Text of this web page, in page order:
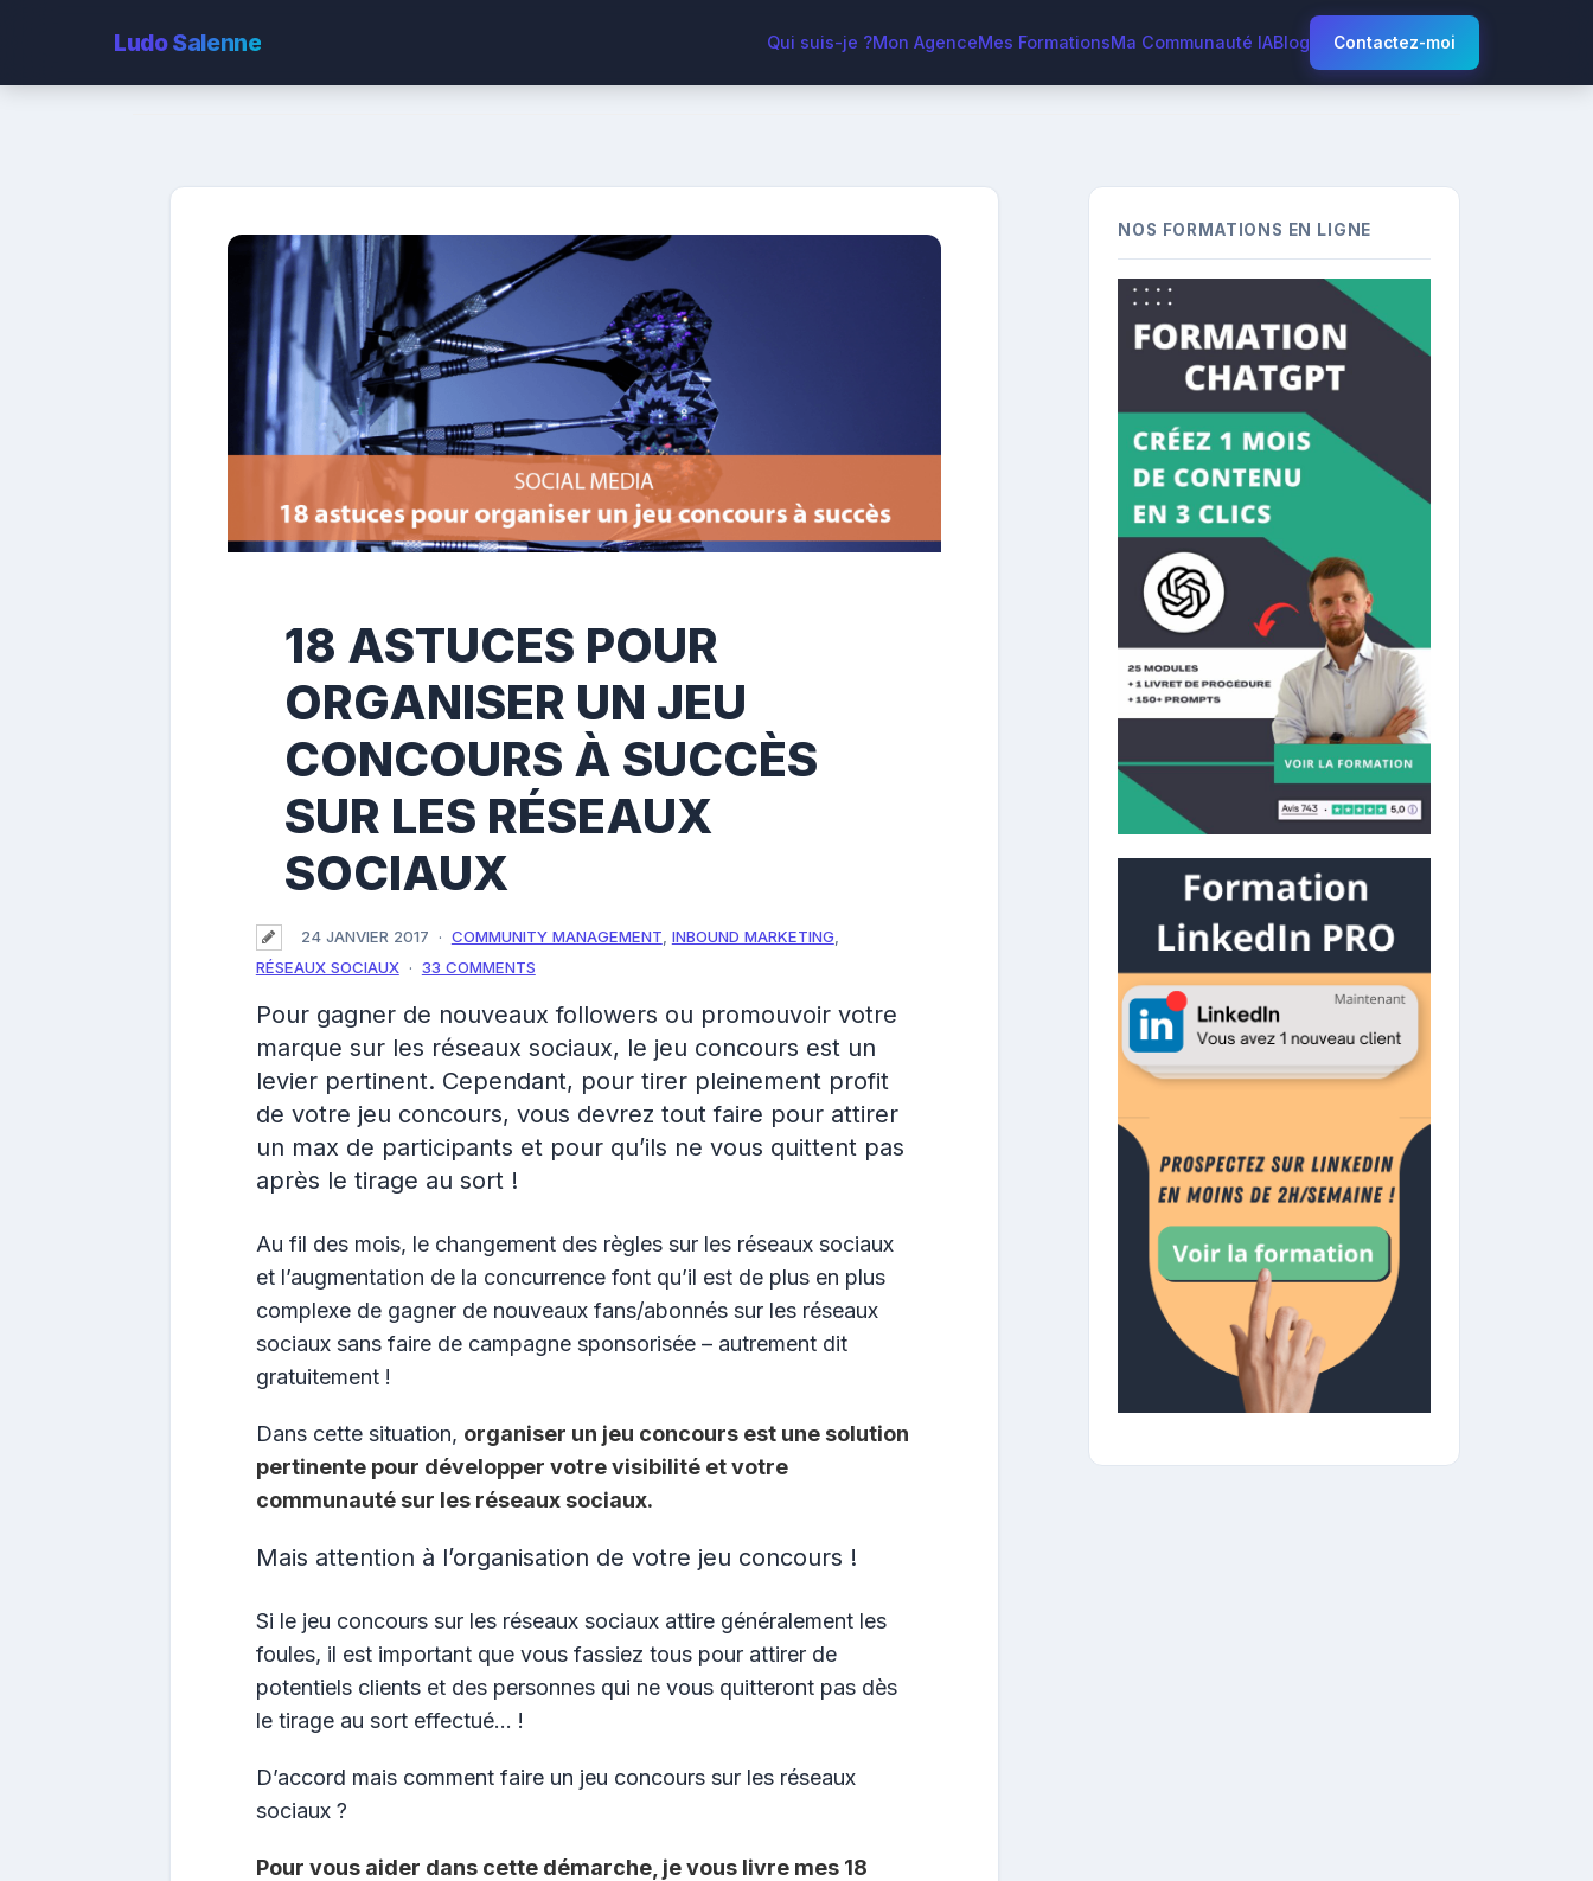
LudoSalenne Qui suis-je ?Mon AgenceMes FormationsMa Communauté IABlog Contactez-moi
18 ASTUCES POUR
ORGANISER UN JEU
CONCOURS À SUCCÈS
SUR LES RÉSEAUX
SOCIAUX
24 JANVIER 2017 COMMUNITY MANAGEMENT INBOUND MARKETING
RÉSEAUX SOCIAUX
33 COMMENTS
Pour gagner de nouveaux followers ou promouvoir votre
marque sur les réseaux sociaux, le jeu concours est un
levier pertinent. Cependant, pour tirer pleinement profit
de votre jeu concours, vous devrez tout faire pour attirer
un max de participants et pour qu’ils ne vous quittent pas
après le tirage au sort !
Au fil des mois, le changement des règles sur les réseaux sociaux
et l’augmentation de la concurrence font qu’il est de plus en plus
complexe de gagner de nouveaux fans/abonnés sur les réseaux
sociaux sans faire de campagne sponsorisée – autrement dit
gratuitement !
Dans cette situation, organiser un jeu concours est une solution
pertinente pour développer votre visibilité et votre
communauté sur les réseaux sociaux.
Mais attention à l’organisation de votre jeu concours !
Si le jeu concours sur les réseaux sociaux attire généralement les
foules, il est important que vous fassiez tous pour attirer de
potentiels clients et des personnes qui ne vous quitteront pas dès
le tirage au sort effectué… !
D’accord mais comment faire un jeu concours sur les réseaux
sociaux ?
Pour vous aider dans cette démarche, je vous livre mes 18
NOS FORMATIONS EN LIGNE